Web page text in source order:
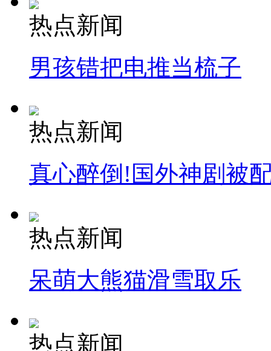
热点新闻
男孩错把电推当梳子
热点新闻
真心醉倒!国外神剧被
热点新闻
呆萌大熊猫滑雪取乐
热点新闻